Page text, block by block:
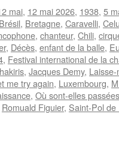
mai, 12 mai 2026, 1938, 5
Brésil, Bretagne, Caravelli,
, chanteur, Chili,
, Décès, enfant de la balle,
, Festival international de la
, Jacques Demy,
me try again, Luxembourg,
, Où sont-elles passées
Romuald Figuier, Saint-Pol de